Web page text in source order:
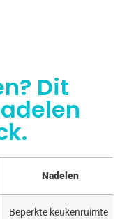
Dit
Nadelen
Beperkte keukenruimte